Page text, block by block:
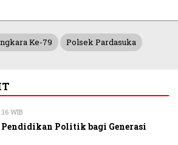
Ke-79 Polsek Pardasuka
WIB
Politik bagi Generasi